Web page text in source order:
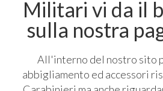
Militari vi da il
sulla nostra
All'interno del nostro sito
abbigliamento ed accessori